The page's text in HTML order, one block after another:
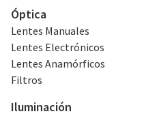
Óptica
Lentes Manuales
Lentes Electrónicos
Lentes Anamórficos
Filtros
Iluminación